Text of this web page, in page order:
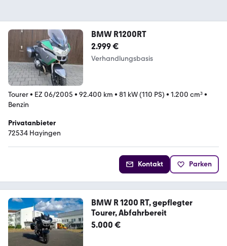
BMW R1200RT
2.999 €
Verhandlungsbasis
Tourer• EZ 06/2005 • 92.400 km • 81 kW (110 PS) • 1.200 cm³•
Benzin
Privatanbieter
72534 Hayingen
Kontakt Parken
BMW R 1200 RT, gepflegter
Tourer, Abfahrbereit
5.000 €